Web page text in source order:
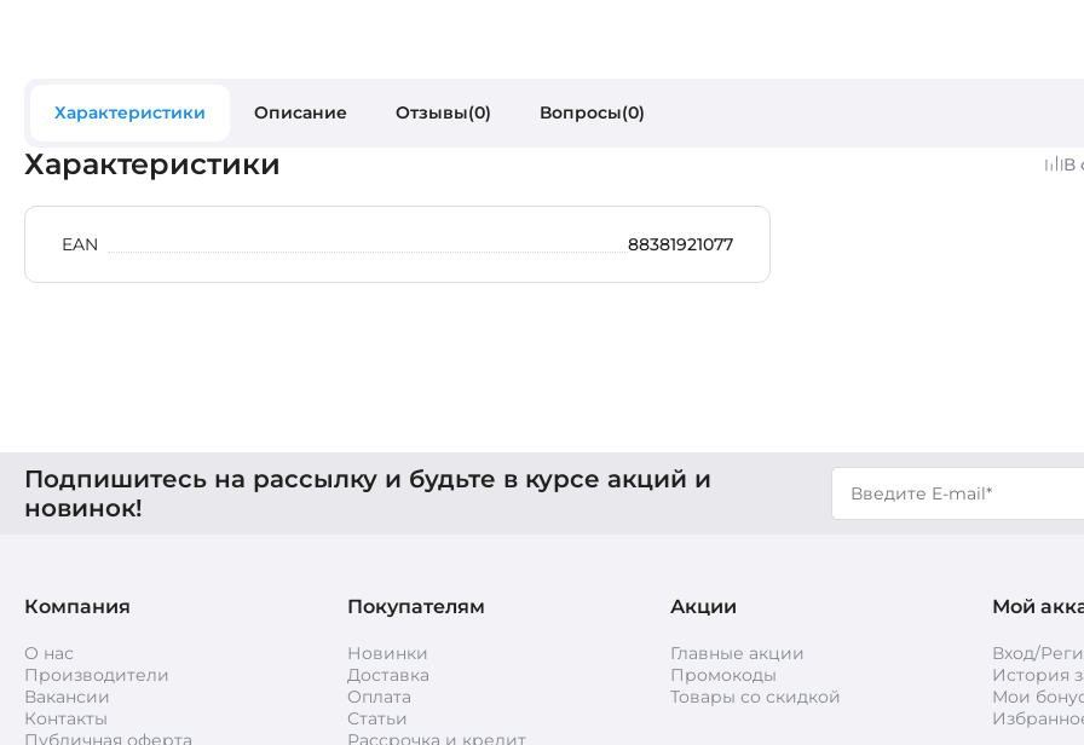
Характеристики Описание Отзывы(0) Вопросы(0)
Характеристики В
EAN 88381921077
Подпишитесь на рассылку и будьте в курсе акций и
новинок!
Компания
О нас
Производители
Вакансии
Контакты
Публичная оферта
Покупателям
Новинки
Доставка
Оплата
Статьи
Рассрочка и кредит
Акции
Главные акции
Промокоды
Товары со скидкой
Мой
Вход/
История
Мои